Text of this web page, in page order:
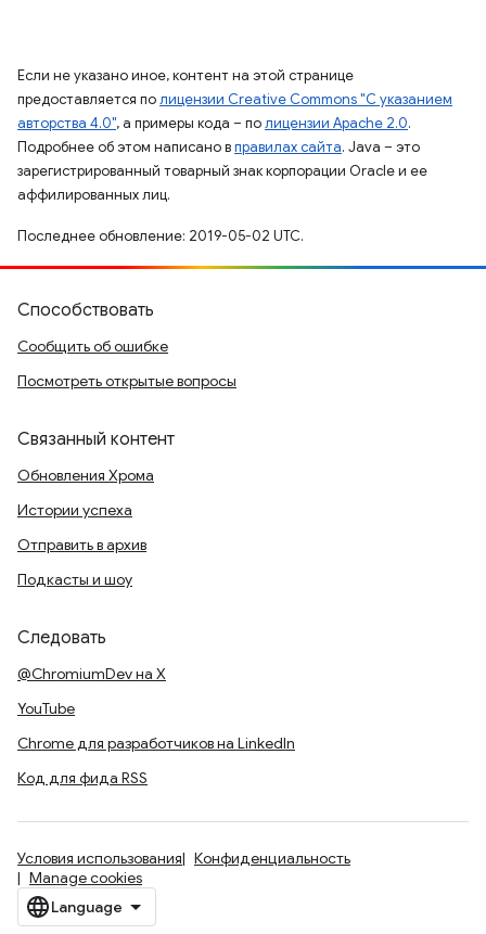
Если не указано иное, контент на этой странице
предоставляется полицензии Creative Commons "С указанием
авторства 4.0", а примеры кода – полицензии Apache 2.0.
Подробнее об этом написано вправилах сайта. Java – это
зарегистрированный товарный знак корпорации Oracle и ее
аффилированных лиц.
Последнее обновление: 2019-05-02 UTC.
Способствовать
Сообщить об ошибке
Посмотреть открытые вопросы
Связанный контент
Обновления Хрома
Истории успеха
Отправить в архив
Подкасты и шоу
Следовать
@ChromiumDev на X
YouTube
Chrome для разработчиков на LinkedIn
Код для фида RSS
Условия использования
Конфиденциальность
Manage cookies